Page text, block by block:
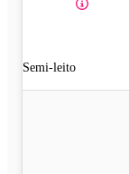
Semi-leito